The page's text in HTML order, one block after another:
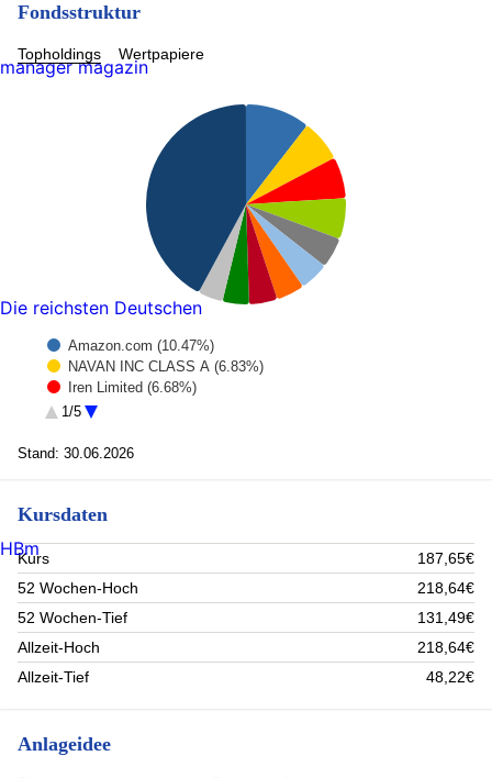
Fondsstruktur
Topholdings Wertpapiere
Amazon.com (10.47%)
NAVAN INC CLASS A (6.83%)
Iren Limited (6.68%)
MICRON TECHNOLOGY INC (6.63%)
ROBINHOOD MARKETS INC - A (4.77%)
Hinge Health Inc. (4.31%)
1/5
Stand: 30.06.2026
Kursdaten
Kurs
187,65€
52 Wochen-Hoch
218,64€
52 Wochen-Tief
131,49€
Allzeit-Hoch
218,64€
Allzeit-Tief
48,22€
Anlageidee
manager magazin
Die reichsten Deutschen
HBm